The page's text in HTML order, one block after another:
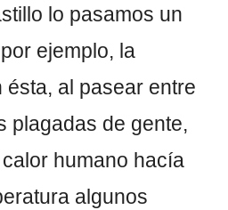
lo pasamos un
ejemplo, la
ésta, al pasear entre
plagadas de gente,
humano hacía
algunos